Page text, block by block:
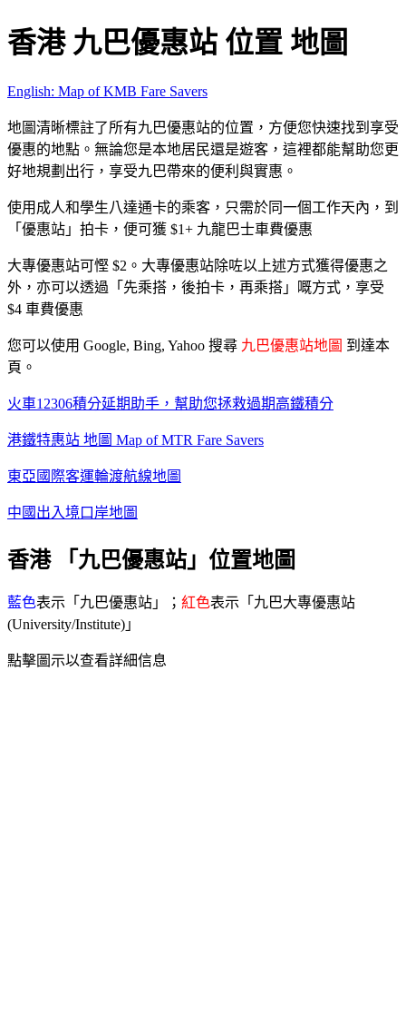
香港 九巴優惠站 位置 地圖
English: Map of KMB Fare Savers
地圖清晰標註了所有九巴優惠站的位置，方便您快速找到享受
優惠的地點。無論您是本地居民還是遊客，這裡都能幫助您更
好地規劃出行，享受九巴帶來的便利與實惠。
使用成人和學生八達通卡的乘客，只需於同一個工作天內，到
「優惠站」拍卡，便可獲 $1+ 九龍巴士車費優惠
大專優惠站可慳 $2。大專優惠站除咗以上述方式獲得優惠之
外，亦可以透過「先乘搭，後拍卡，再乘搭」嘅方式，享受
$4 車費優惠
您可以使用 Google, Bing, Yahoo 搜尋 九巴優惠站地圖 到達本
頁。
火車12306積分延期助手，幫助您拯救過期高鐵積分
港鐵特惠站 地圖 Map of MTR Fare Savers
東亞國際客運輪渡航線地圖
中國出入境口岸地圖
香港 「九巴優惠站」位置地圖
藍色表示「九巴優惠站」； 紅色表示「九巴大專優惠站
(University/Institute)」
點擊圖示以查看詳細信息